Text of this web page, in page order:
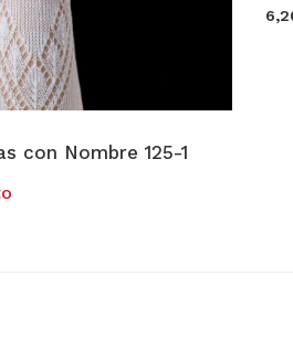
con Nombre 125-1